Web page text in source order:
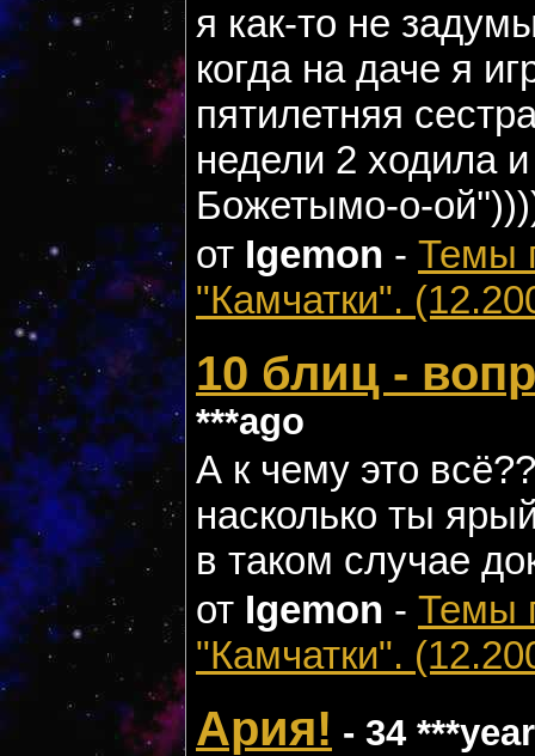
я как-то не
когда на даче я
пятилетняя
недели 2 ходила
Божетымо-о-
от Igemon - Темы
"Камчатки".
10 блиц -
***ago
А к чему это
насколько ты
в таком случае
от Igemon - Темы
"Камчатки".
Ария! - 34